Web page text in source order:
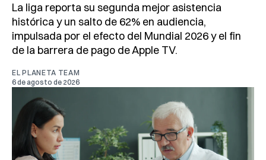
La liga reporta su segunda mejor asistencia
histórica y un salto de 62% en audiencia,
impulsada por el efecto del Mundial 2026 y el fin
de la barrera de pago de Apple TV.
EL PLANETA TEAM
6 de agosto de 2026